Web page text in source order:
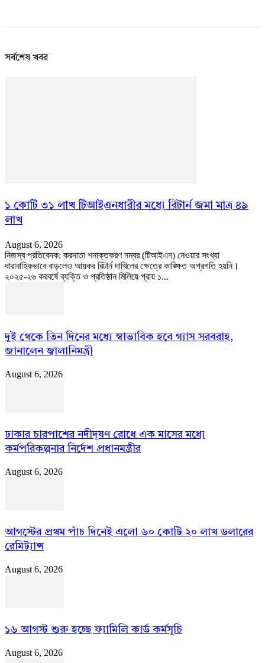
সর্বশেষ খবর
১ কোটি ৩১ লাখ টিআইএনধারীর মধ্যে রিটার্ন জমা মাত্র ৪৯
লাখ
August 6, 2026
নিজস্ব প্রতিবেদক: করদাতা শনাক্তকরণ নম্বর (টিআইএন) নেওয়ার সংখ্যা
ধারাবাহিকভাবে বাড়লেও আয়কর রিটার্ন দাখিলের ক্ষেত্রে কাঙ্ক্ষিত অগ্রগতি হয়নি।
২০২৫-২৬ করবর্ষে ব্যক্তি ও প্রতিষ্ঠান মিলিয়ে প্রায় ১...
দুই থেকে তিন দিনের মধ্যে স্বাভাবিক হবে গ্যাস সরবরাহ,
জানালেন জ্বালানিমন্ত্রী
August 6, 2026
ঢাকার চারপাশের নদীদূষণ রোধে এক মাসের মধ্যে
কর্মপরিকল্পনার নির্দেশ প্রধানমন্ত্রীর
August 6, 2026
আগস্টের প্রথম পাঁচ দিনেই এলো ৬০ কোটি ২০ লাখ ডলারের
রেমিট্যান্স
August 6, 2026
১৬ আগস্ট শুরু হচ্ছে ফ্যামিলি কার্ড কর্মসূচি
August 6, 2026